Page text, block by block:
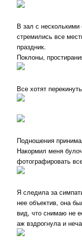
В зал с несколькими
стремились все
праздник.
Поклоны,
Все хотят
Подношения
Накормил меня
фотографировать
Я следила за
нее объектив, она
вид, что снимаю не
аж вздрогнула и